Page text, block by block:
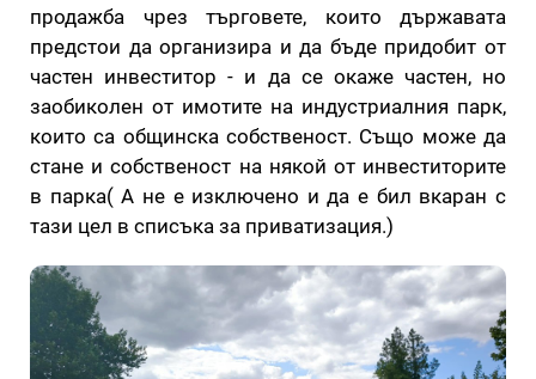
продажба чрез търговете, които държавата
предстои да организира и да бъде придобит от
частен инвеститор - и да се окаже частен, но
заобиколен от имотите на индустриалния парк,
които са общинска собственост. Също може да
стане и собственост на някой от инвеститорите
в парка( А не е изключено и да е бил вкаран с
тази цел в списъка за приватизация.)